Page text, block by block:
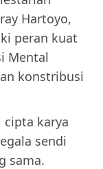
Hartoyo,
peran kuat
Mental
konstribusi
cipta karya
sendi
sama.